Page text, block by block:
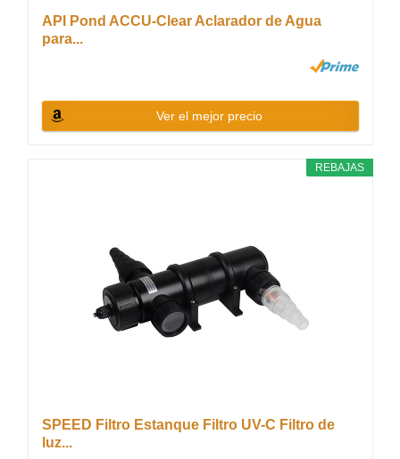
API Pond ACCU-Clear Aclarador de Agua
para...
Ver el mejor precio
REBAJAS
SPEED Filtro Estanque Filtro UV-C Filtro de
luz...